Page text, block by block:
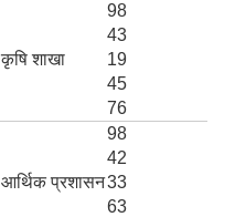
कृषि शाखा
98
43
19
45
76
आर्थिक प्रशासन
98
42
33
63